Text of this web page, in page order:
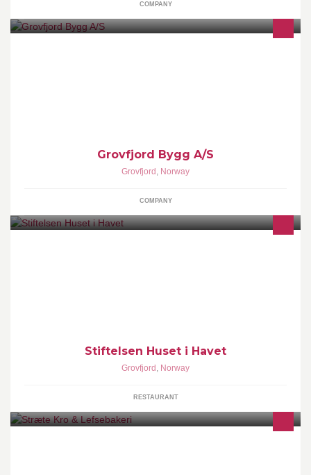
COMPANY
Grovfjord Bygg A/S
Grovfjord , Norway
COMPANY
Stiftelsen Huset i Havet
Grovfjord , Norway
RESTAURANT